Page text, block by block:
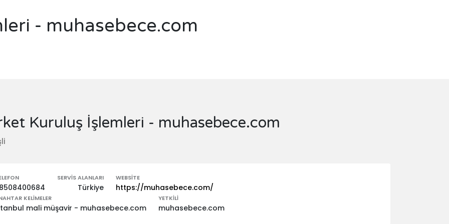
- muhasebece.com
Kuruluş İşlemleri - muhasebece.com
SERVIS ALANLARI
Türkiye
WEBSITE
https://muhasebece.com/
KELIMELER
mali müşavir - muhasebece.com
YETKILI
muhasebece.com